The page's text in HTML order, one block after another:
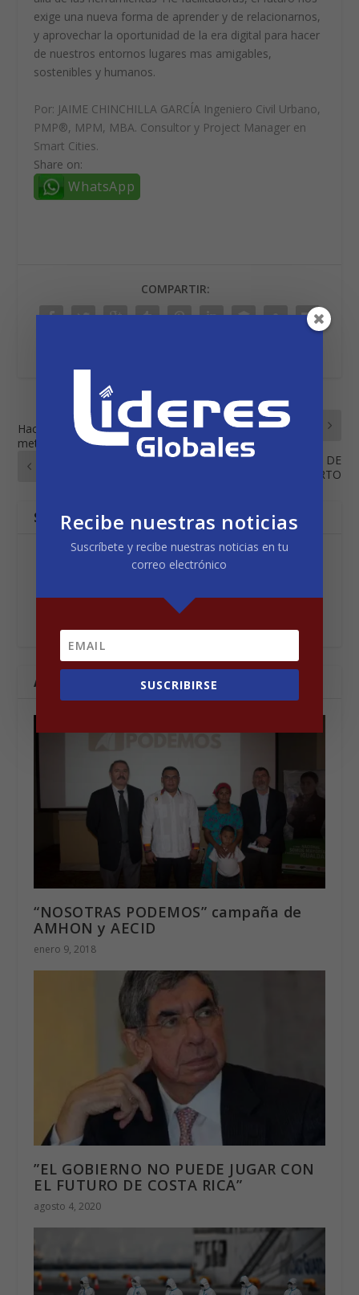
exige una nueva forma de aprender y de relacionarnos,
y aprovechar la oportunidad de la era digital para hacer
de nuestros entornos lugares mas amigables,
sostenibles y humanos.
Por: JAIME CHINCHILLA GARCÍA Ingeniero Civil Urbano,
PMP®, MPM, MBA. Consultor y Project Manager en
Smart Cities.
Share on:
WhatsApp
COMPARTIR:
Hacer más con menos,
meta de una Smart City
PRÓXIMO
RANKING MUNICIPAL DE
GOBIERNO ABIERTO
SOBRE EL AUTOR
ARTÍCULOS RELACIONADOS
“NOSOTRAS PODEMOS” campaña de
AMHON y AECID
enero 9, 2018
”EL GOBIERNO NO PUEDE JUGAR CON
EL FUTURO DE COSTA RICA”
agosto 4, 2020
Recibe nuestras noticias
Suscríbete y recibe nuestras noticias en tu
correo electrónico
SUSCRIBIRSE